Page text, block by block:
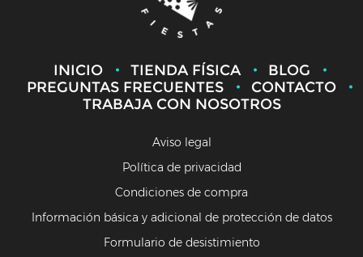
INICIO TIENDA FÍSICA
BLOG
PREGUNTAS FRECUENTES
CONTACTO
TRABAJA CON NOSOTROS
Aviso legal
Política de privacidad
Condiciones de compra
Información básica y adicional de protección de datos
Formulario de desistimiento